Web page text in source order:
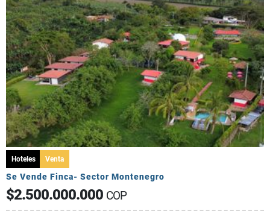
Hoteles Venta
Se Vende Finca- Sector Montenegro
$2.500.000.000 COP